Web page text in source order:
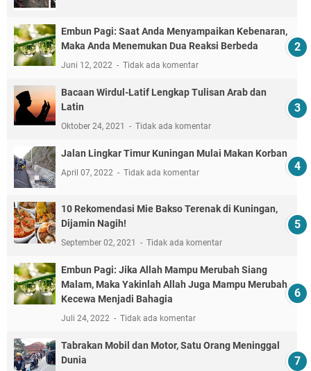
Embun Pagi: Saat Anda Menyampaikan Kebenaran,
Maka Anda Menemukan Dua Reaksi Berbeda
Juni 12, 2022 Tidak ada komentar
Bacaan Wirdul-Latif Lengkap Tulisan Arab dan
Latin
Oktober 24, 2021 Tidak ada komentar
Jalan Lingkar Timur Kuningan Mulai Makan Korban
April 07, 2022 Tidak ada komentar
10 Rekomendasi Mie Bakso Terenak di Kuningan,
Dijamin Nagih!
September 02, 2021 Tidak ada komentar
Embun Pagi: Jika Allah Mampu Merubah Siang
Malam, Maka Yakinlah Allah Juga Mampu Merubah
Kecewa Menjadi Bahagia
Juli 24, 2022 Tidak ada komentar
Tabrakan Mobil dan Motor, Satu Orang Meninggal
Dunia